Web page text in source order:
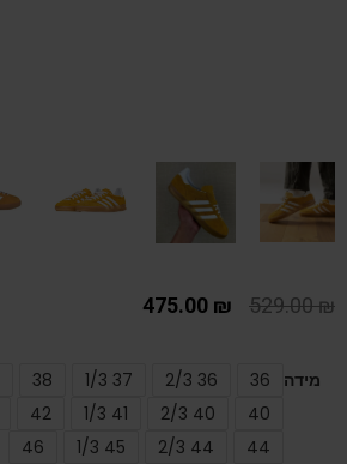
529.00₪
475.00 ₪
מידה 36
36 2/3
37 1/3
38
40
40 2/3
41 1/3
42
44
44 2/3
45 1/3
46